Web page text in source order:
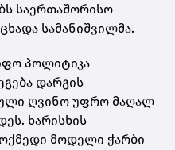
საერთაშორისო
სამანიშვილმა.
პოლიტიკა
დარგის
ღვინო უფრო მაღალ
ხარისხის
მოდელი ჭარბი